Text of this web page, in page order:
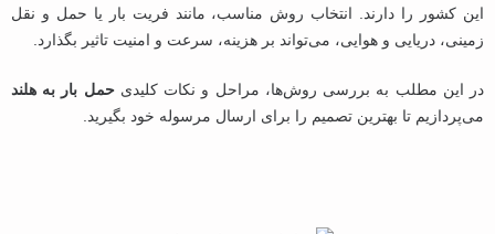
این کشور را دارند. انتخاب روش مناسب، مانند فریت بار یا حمل ‌و نقل
زمینی، دریایی و هوایی، می‌تواند بر هزینه، سرعت و امنیت تاثیر بگذارد.
در این مطلب به بررسی روش‌ها، مراحل و نکات کلیدیحمل بار به هلند
می‌پردازیم تا بهترین تصمیم را برای ارسال مرسوله خود بگیرید.